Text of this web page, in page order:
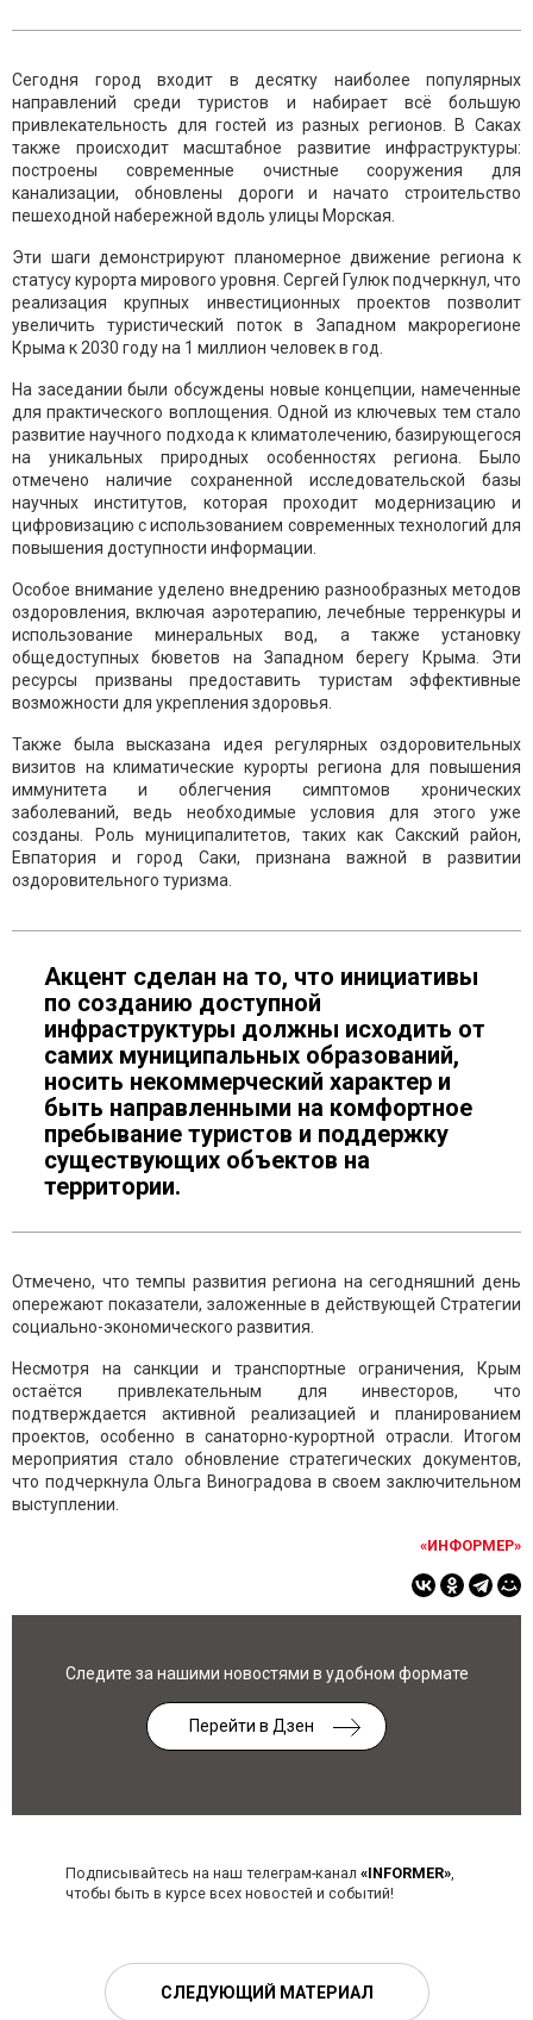
Сегодня город входит в десятку наиболее популярных
направлений среди туристов и набирает всё большую
привлекательность для гостей из разных регионов. В Саках
также происходит масштабное развитие инфраструктуры:
построены современные очистные сооружения для
канализации, обновлены дороги и начато строительство
пешеходной набережной вдоль улицы Морская.
Эти шаги демонстрируют планомерное движение региона к
статусу курорта мирового уровня. Сергей Гулюк подчеркнул, что
реализация крупных инвестиционных проектов позволит
увеличить туристический поток в Западном макрорегионе
Крыма к 2030 году на 1 миллион человек в год.
На заседании были обсуждены новые концепции, намеченные
для практического воплощения. Одной из ключевых тем стало
развитие научного подхода к климатолечению, базирующегося
на уникальных природных особенностях региона. Было
отмечено наличие сохраненной исследовательской базы
научных институтов, которая проходит модернизацию и
цифровизацию с использованием современных технологий для
повышения доступности информации.
Особое внимание уделено внедрению разнообразных методов
оздоровления, включая аэротерапию, лечебные терренкуры и
использование минеральных вод, а также установку
общедоступных бюветов на Западном берегу Крыма. Эти
ресурсы призваны предоставить туристам эффективные
возможности для укрепления здоровья.
Также была высказана идея регулярных оздоровительных
визитов на климатические курорты региона для повышения
иммунитета и облегчения симптомов хронических
заболеваний, ведь необходимые условия для этого уже
созданы. Роль муниципалитетов, таких как Сакский район,
Евпатория и город Саки, признана важной в развитии
оздоровительного туризма.
Акцент сделан на то, что инициативы
по созданию доступной
инфраструктуры должны исходить от
самих муниципальных образований,
носить некоммерческий характер и
быть направленными на комфортное
пребывание туристов и поддержку
существующих объектов на
территории.
Отмечено, что темпы развития региона на сегодняшний день
опережают показатели, заложенные в действующей Стратегии
социально-экономического развития.
Несмотря на санкции и транспортные ограничения, Крым
остаётся привлекательным для инвесторов, что
подтверждается активной реализацией и планированием
проектов, особенно в санаторно-курортной отрасли. Итогом
мероприятия стало обновление стратегических документов,
что подчеркнула Ольга Виноградова в своем заключительном
выступлении.
«ИНФОРМЕР»
Следите за нашими новостями в удобном формате
Перейти в Дзен
Подписывайтесь на наш телеграм-канал «INFORMER»,
чтобы быть в курсе всех новостей и событий!
СЛЕДУЮЩИЙ МАТЕРИАЛ